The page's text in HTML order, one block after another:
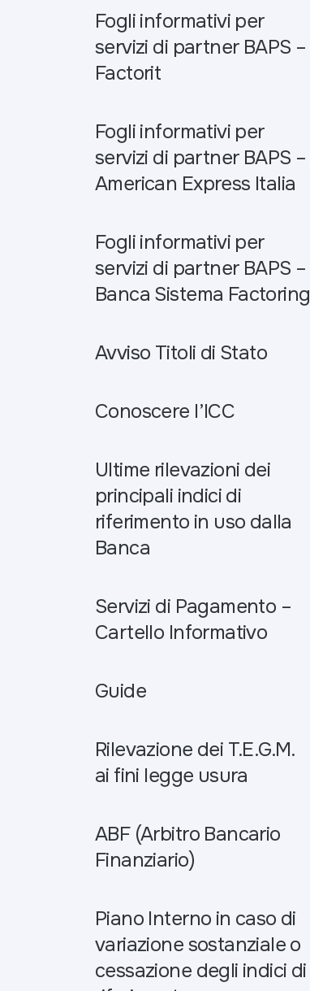
Fogli informativi per
servizi di partner BAPS –
Factorit
Fogli informativi per
servizi di partner BAPS –
American Express Italia
Fogli informativi per
servizi di partner BAPS –
Banca Sistema Factoring
Avviso Titoli di Stato
Conoscere l’ICC
Ultime rilevazioni dei
principali indici di
riferimento in uso dalla
Banca
Servizi di Pagamento –
Cartello Informativo
Guide
Rilevazione dei T.E.G.M.
ai fini legge usura
ABF (Arbitro Bancario
Finanziario)
Piano Interno in caso di
variazione sostanziale o
cessazione degli indici di